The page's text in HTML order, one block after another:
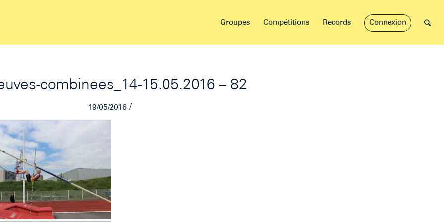
Groupes Compétitions Records Connexion
combinees_14-15.05.2016 – 82
19/05/2016 /